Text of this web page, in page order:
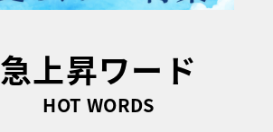
急上昇ワード
HOT WORDS